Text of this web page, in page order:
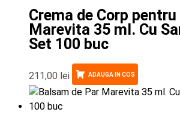
Crema de Corp
Marevita 35 ml. Cu
Set 100 buc
211,00 lei ADAUGA IN COS